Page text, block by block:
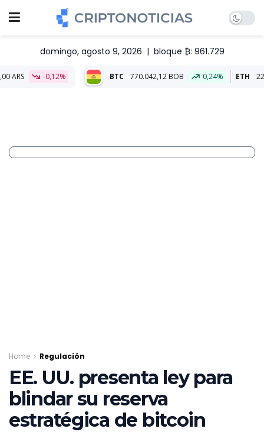
domingo, agosto 9, 2026 | bloque ₿: 961.729
BTC 770.042,12 BOB 0,24% ETH 22.762,05 BOB
Home Regulación
EE. UU. presenta ley para
blindar su reserva
estratégica de bitcoin